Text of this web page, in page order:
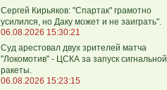
Сергей Кирьяков: "Спартак" грамотно
усилился, но Даку может и не заиграть".
06.08.2026 15:30:21
Суд арестовал двух зрителей матча
"Локомотив" - ЦСКА за запуск сигнальной
ракеты.
06.08.2026 15:23:15